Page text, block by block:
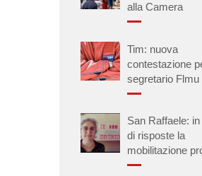
alla Camera
Tim: nuova
contestazione
segretario Flmu
San Raffaele:
di risposte la
mobilitazione